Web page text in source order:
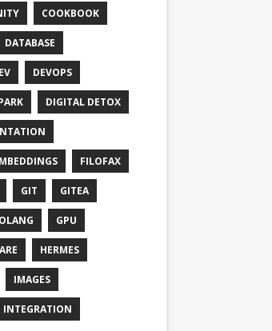
COOKBOOK
DATABASE
DEVOPS
DIGITAL DETOX
FILOFAX
GIT GITEA
GPU
HERMES
IMAGES
INTEGRATION